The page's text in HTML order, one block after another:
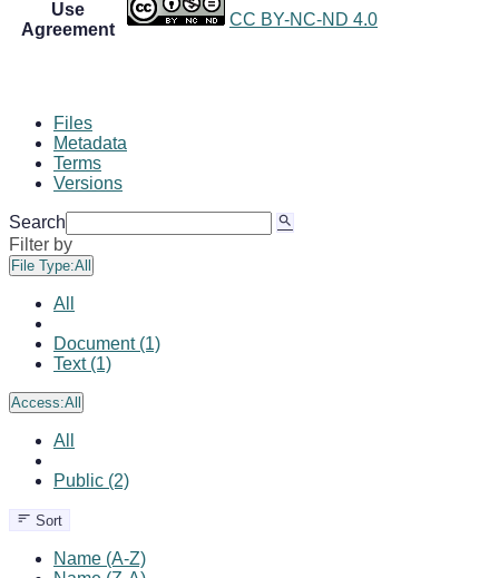
Use
Agreement
CC BY-NC-ND 4.0
Files
Metadata
Terms
Versions
Search
Filter by
File Type:All
All
Document (1)
Text (1)
Access:All
All
Public (2)
Sort
Name (A-Z)